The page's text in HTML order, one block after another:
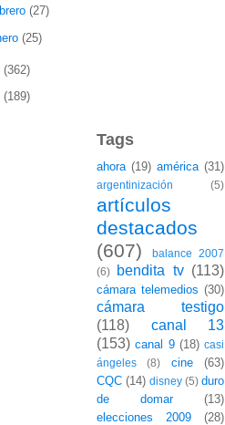
(27)
(25)
(362)
(189)
Tags
ahora (19) américa (31)
argentinización (5)
artículos
destacados
(607)
balance 2007
(6)
bendita tv (113)
cámara telemedios (30)
cámara testigo
(118)
canal 13
(153) canal 9 (18) casi
ángeles
(8) cine
(63)
CQC (14) disney (5) duro
de domar
(13)
elecciones 2009
(28)